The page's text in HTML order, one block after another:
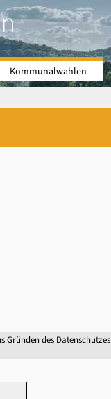
Kommunalwahlen
Gründen des Datenschutzes